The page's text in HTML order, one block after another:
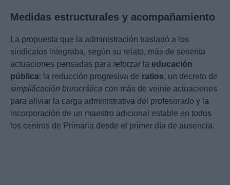
Medidas estructurales y acompañamiento
La propuesta que la administración trasladó a los
sindicatos integraba, según su relato, más de sesenta
actuaciones pensadas para reforzar la educación
pública: la reducción progresiva de ratios, un decreto de
simplificación burocrática con más de veinte actuaciones
para aliviar la carga administrativa del profesorado y la
incorporación de un maestro adicional estable en todos
los centros de Primaria desde el primer día de ausencia.